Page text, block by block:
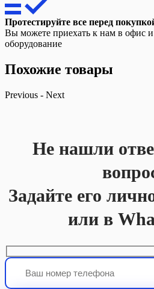
Протестируйте все перед
Вы можете приехать к нам в офис и
оборудование
Похожие товары
Previous - Next
Не нашли
Задайте его
или в